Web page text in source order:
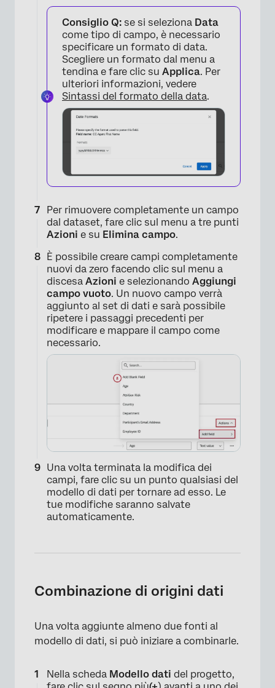
×
Consiglio Q: se si seleziona Data
come tipo di campo, è necessario
specificare un formato di data.
Scegliere un formato dal menu a
tendina e fare clic su Applica. Per
ulteriori informazioni, vedere
Sintassi del formato della data.
×
Per rimuovere completamente un campo
dal dataset, fare clic sul menu a tre punti
Azioni e su Elimina campo.
È possibile creare campi completamente
nuovi da zero facendo clic sul menu a
discesa Azioni e selezionando Aggiungi
campo vuoto. Un nuovo campo verrà
aggiunto al set di dati e sarà possibile
ripetere i passaggi precedenti per
modificare e mappare il campo come
necessario.
Una volta terminata la modifica dei
campi, fare clic su un punto qualsiasi del
modello di dati per tornare ad esso. Le
tue modifiche saranno salvate
automaticamente.
Combinazione di origini dati
Una volta aggiunte almeno due fonti al
modello di dati, si può iniziare a combinarle.
Nella scheda Modello dati del progetto,